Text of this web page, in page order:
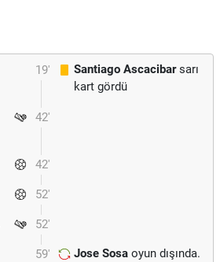
19' Santiago Ascacibarsarı
kart gördü
42'
42'
52'
52'
59' Jose Sosa oyun dışında.